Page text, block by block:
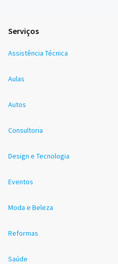
Serviços
Assistência Técnica
Aulas
Autos
Consultoria
Design e Tecnologia
Eventos
Moda e Beleza
Reformas
Saúde